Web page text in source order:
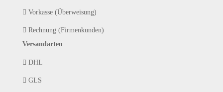
Vorkasse (Überweisung)
Rechnung (Firmenkunden)
Versandarten
DHL
GLS